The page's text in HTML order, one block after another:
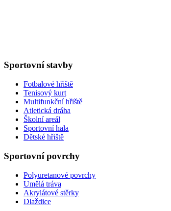
Sportovní stavby
Fotbalové hřiště
Tenisový kurt
Multifunkční hřiště
Atletická dráha
Školní areál
Sportovní hala
Dětské hřiště
Sportovní povrchy
Polyuretanové povrchy
Umělá tráva
Akrylátové stěrky
Dlaždice